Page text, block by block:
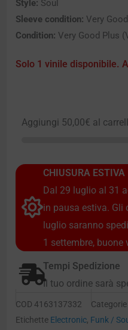
Style: Soul
Sleeve condition: Very
Condition: Very Good Plus
Solo 1 vinile disponibile.
Aggiungi 50,00€ al
CHIUSURA ESTIVA
Dal 29 luglio al 31
in pausa estiva. Gli
luglio saranno
1 settembre, buone
Tempi Spedizione
Il tuo ordine sarà
COD 4163137332 Categorie
Etichette Electronic, Funk /